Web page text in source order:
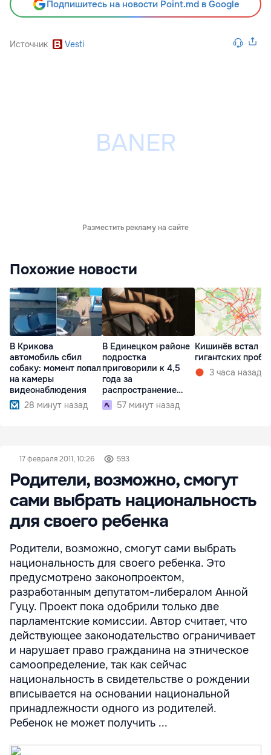
Подпишитесь на новости Point.md в Google
Источник Vesti
Разместить рекламу на сайте
Похожие новости
В Крикова
автомобиль сбил
собаку: момент попал
на камеры
видеонаблюдения
28 минут назад
В Единецком районе
подростка
приговорили к 4,5
года за
распространение
наркотиков
57 минут назад
Кишинёв встал в
гигантских
3 часа назад
17 февраля 2011, 10:26 593
Родители, возможно, смогут
сами выбрать национальность
для своего ребенка
Родители, возможно, смогут сами выбрать
национальность для своего ребенка. Это
предусмотрено законопроектом,
разработанным депутатом-либералом Анной
Гуцу. Проект пока одобрили только две
парламентские комиссии. Автор считает, что
действующее законодательство ограничивает
и нарушает право гражданина на этническое
самоопределение, так как сейчас
национальность в свидетельстве о рождении
вписывается на основании национальной
принадлежности одного из родителей.
Ребенок не может получить ...